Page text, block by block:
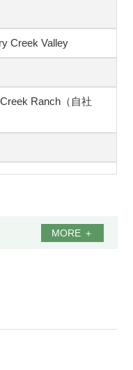
Creek Valley
Ranch（自社
MORE ＋